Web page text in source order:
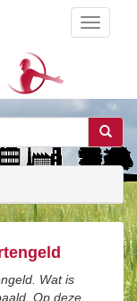
Toggle
Wat is
Op deze